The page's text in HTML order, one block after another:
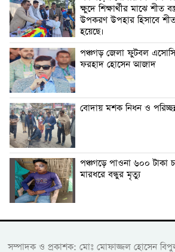
ক্ষুদে শিক্ষার্থীর মাঝে শীত
উপকরণ উপহার হিসাবে
হয়েছে।
পঞ্চগড় জেলা ফুটবল
ফরহাদ হোসেন আজাদ
বোদায় মশক নিধন ও
পঞ্চগড়ে পাওনা ৬০০ টাকা
মারধরে বন্ধুর মৃত্যু
সম্পাদক ও প্রকাশক: মোঃ মোফাজ্জল হোসেন